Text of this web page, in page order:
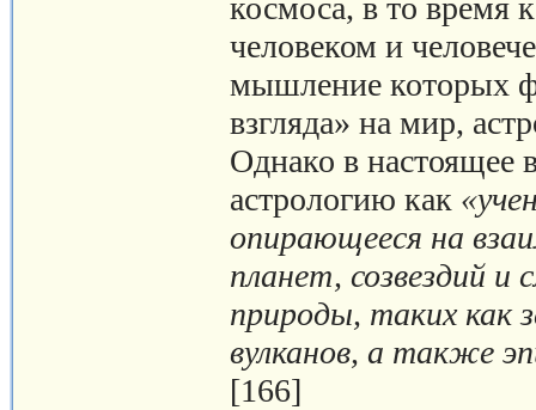
космоса, в то время
человеком и
мышление которых
взгляда» на мир,
Однако в настоящее
астрологию как
опирающееся на
планет, созвездий и
природы, таких как
вулканов, а также
[166]